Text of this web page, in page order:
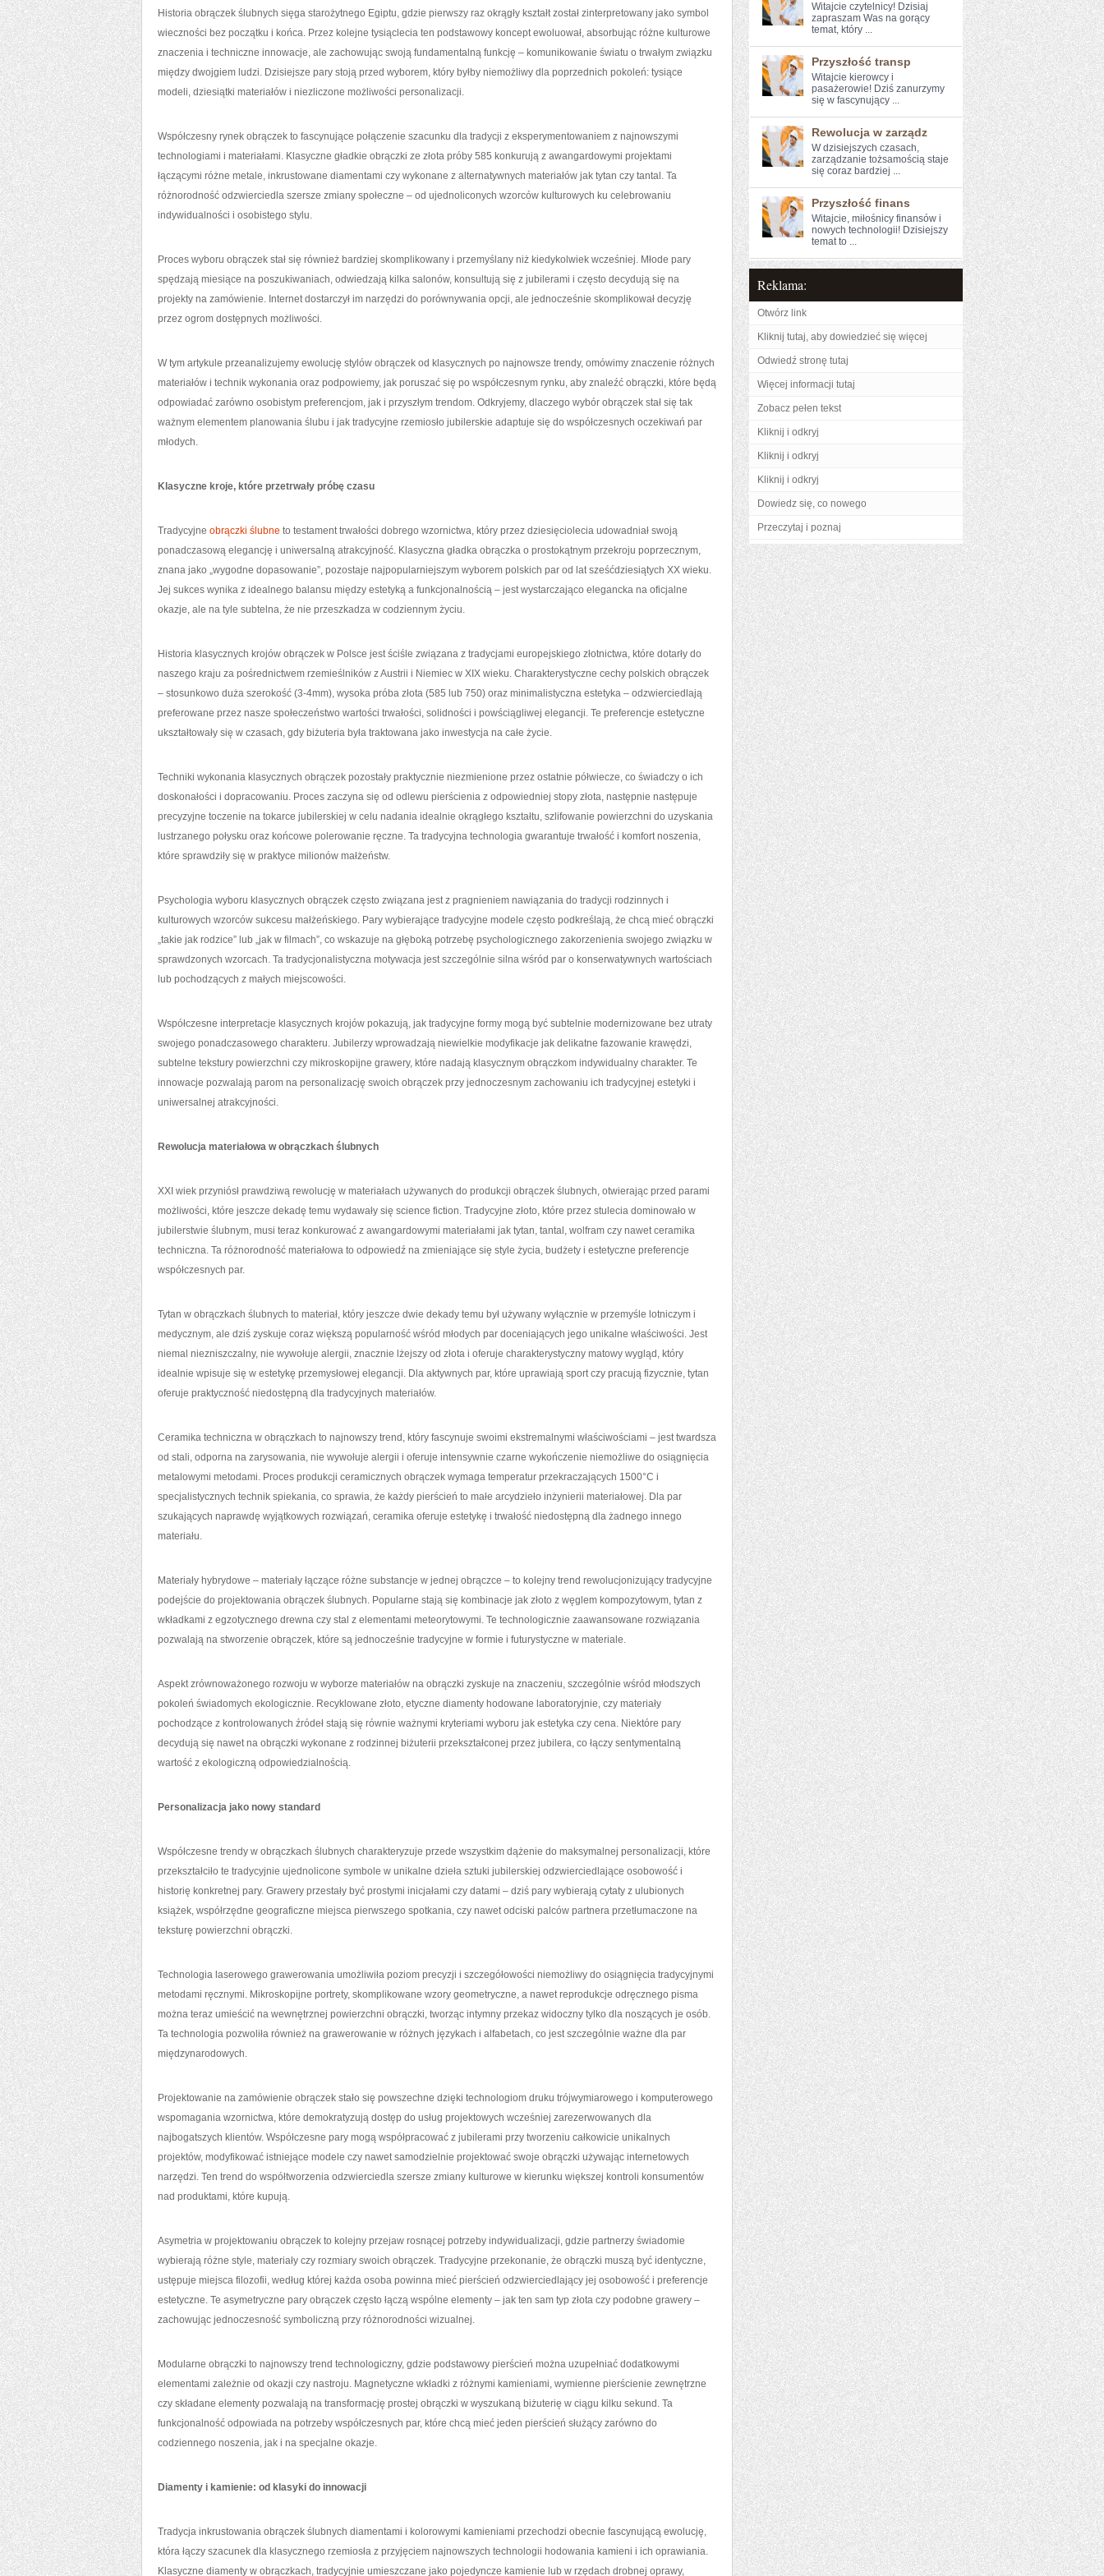
Historia obrączek ślubnych sięga starożytnego Egiptu, gdzie pierwszy raz okrągły kształt został zinterpretowany jako symbol
wieczności bez początku i końca. Przez kolejne tysiąclecia ten podstawowy koncept ewoluował, absorbując różne kulturowe
znaczenia i techniczne innowacje, ale zachowując swoją fundamentalną funkcję – komunikowanie światu o trwałym związku
między dwojgiem ludzi. Dzisiejsze pary stoją przed wyborem, który byłby niemożliwy dla poprzednich pokoleń: tysiące
modeli, dziesiątki materiałów i niezliczone możliwości personalizacji.
Współczesny rynek obrączek to fascynujące połączenie szacunku dla tradycji z eksperymentowaniem z najnowszymi
technologiami i materiałami. Klasyczne gładkie obrączki ze złota próby 585 konkurują z awangardowymi projektami
łączącymi różne metale, inkrustowane diamentami czy wykonane z alternatywnych materiałów jak tytan czy tantal. Ta
różnorodność odzwierciedla szersze zmiany społeczne – od ujednoliconych wzorców kulturowych ku celebrowaniu
indywidualności i osobistego stylu.
Proces wyboru obrączek stał się również bardziej skomplikowany i przemyślany niż kiedykolwiek wcześniej. Młode pary
spędzają miesiące na poszukiwaniach, odwiedzają kilka salonów, konsultują się z jubilerami i często decydują się na
projekty na zamówienie. Internet dostarczył im narzędzi do porównywania opcji, ale jednocześnie skomplikował decyzję
przez ogrom dostępnych możliwości.
W tym artykule przeanalizujemy ewolucję stylów obrączek od klasycznych po najnowsze trendy, omówimy znaczenie różnych
materiałów i technik wykonania oraz podpowiemy, jak poruszać się po współczesnym rynku, aby znaleźć obrączki, które będą
odpowiadać zarówno osobistym preferencjom, jak i przyszłym trendom. Odkryjemy, dlaczego wybór obrączek stał się tak
ważnym elementem planowania ślubu i jak tradycyjne rzemiosło jubilerskie adaptuje się do współczesnych oczekiwań par
młodych.
Klasyczne kroje, które przetrwały próbę czasu
Tradycyjne obrączki ślubne to testament trwałości dobrego wzornictwa, który przez dziesięciolecia udowadniał swoją
ponadczasową elegancję i uniwersalną atrakcyjność. Klasyczna gładka obrączka o prostokątnym przekroju poprzecznym,
znana jako „wygodne dopasowanie”, pozostaje najpopularniejszym wyborem polskich par od lat sześćdziesiątych XX wieku.
Jej sukces wynika z idealnego balansu między estetyką a funkcjonalnością – jest wystarczająco elegancka na oficjalne
okazje, ale na tyle subtelna, że nie przeszkadza w codziennym życiu.
Historia klasycznych krojów obrączek w Polsce jest ściśle związana z tradycjami europejskiego złotnictwa, które dotarły do
naszego kraju za pośrednictwem rzemieślników z Austrii i Niemiec w XIX wieku. Charakterystyczne cechy polskich obrączek
– stosunkowo duża szerokość (3-4mm), wysoka próba złota (585 lub 750) oraz minimalistyczna estetyka – odzwierciedlają
preferowane przez nasze społeczeństwo wartości trwałości, solidności i powściągliwej elegancji. Te preferencje estetyczne
ukształtowały się w czasach, gdy biżuteria była traktowana jako inwestycja na całe życie.
Techniki wykonania klasycznych obrączek pozostały praktycznie niezmienione przez ostatnie półwiecze, co świadczy o ich
doskonałości i dopracowaniu. Proces zaczyna się od odlewu pierścienia z odpowiedniej stopy złota, następnie następuje
precyzyjne toczenie na tokarce jubilerskiej w celu nadania idealnie okrągłego kształtu, szlifowanie powierzchni do uzyskania
lustrzanego połysku oraz końcowe polerowanie ręczne. Ta tradycyjna technologia gwarantuje trwałość i komfort noszenia,
które sprawdziły się w praktyce milionów małżeństw.
Psychologia wyboru klasycznych obrączek często związana jest z pragnieniem nawiązania do tradycji rodzinnych i
kulturowych wzorców sukcesu małżeńskiego. Pary wybierające tradycyjne modele często podkreślają, że chcą mieć obrączki
„takie jak rodzice” lub „jak w filmach”, co wskazuje na głęboką potrzebę psychologicznego zakorzenienia swojego związku w
sprawdzonych wzorcach. Ta tradycjonalistyczna motywacja jest szczególnie silna wśród par o konserwatywnych wartościach
lub pochodzących z małych miejscowości.
Współczesne interpretacje klasycznych krojów pokazują, jak tradycyjne formy mogą być subtelnie modernizowane bez utraty
swojego ponadczasowego charakteru. Jubilerzy wprowadzają niewielkie modyfikacje jak delikatne fazowanie krawędzi,
subtelne tekstury powierzchni czy mikroskopijne grawery, które nadają klasycznym obrączkom indywidualny charakter. Te
innowacje pozwalają parom na personalizację swoich obrączek przy jednoczesnym zachowaniu ich tradycyjnej estetyki i
uniwersalnej atrakcyjności.
Rewolucja materiałowa w obrączkach ślubnych
XXI wiek przyniósł prawdziwą rewolucję w materiałach używanych do produkcji obrączek ślubnych, otwierając przed parami
możliwości, które jeszcze dekadę temu wydawały się science fiction. Tradycyjne złoto, które przez stulecia dominowało w
jubilerstwie ślubnym, musi teraz konkurować z awangardowymi materiałami jak tytan, tantal, wolfram czy nawet ceramika
techniczna. Ta różnorodność materiałowa to odpowiedź na zmieniające się style życia, budżety i estetyczne preferencje
współczesnych par.
Tytan w obrączkach ślubnych to materiał, który jeszcze dwie dekady temu był używany wyłącznie w przemyśle lotniczym i
medycznym, ale dziś zyskuje coraz większą popularność wśród młodych par doceniających jego unikalne właściwości. Jest
niemal niezniszczalny, nie wywołuje alergii, znacznie lżejszy od złota i oferuje charakterystyczny matowy wygląd, który
idealnie wpisuje się w estetykę przemysłowej elegancji. Dla aktywnych par, które uprawiają sport czy pracują fizycznie, tytan
oferuje praktyczność niedostępną dla tradycyjnych materiałów.
Ceramika techniczna w obrączkach to najnowszy trend, który fascynuje swoimi ekstremalnymi właściwościami – jest twardsza
od stali, odporna na zarysowania, nie wywołuje alergii i oferuje intensywnie czarne wykończenie niemożliwe do osiągnięcia
metalowymi metodami. Proces produkcji ceramicznych obrączek wymaga temperatur przekraczających 1500°C i
specjalistycznych technik spiekania, co sprawia, że każdy pierścień to małe arcydzieło inżynierii materiałowej. Dla par
szukających naprawdę wyjątkowych rozwiązań, ceramika oferuje estetykę i trwałość niedostępną dla żadnego innego
materiału.
Materiały hybrydowe – materiały łączące różne substancje w jednej obrączce – to kolejny trend rewolucjonizujący tradycyjne
podejście do projektowania obrączek ślubnych. Popularne stają się kombinacje jak złoto z węglem kompozytowym, tytan z
wkładkami z egzotycznego drewna czy stal z elementami meteorytowymi. Te technologicznie zaawansowane rozwiązania
pozwalają na stworzenie obrączek, które są jednocześnie tradycyjne w formie i futurystyczne w materiale.
Aspekt zrównoważonego rozwoju w wyborze materiałów na obrączki zyskuje na znaczeniu, szczególnie wśród młodszych
pokoleń świadomych ekologicznie. Recyklowane złoto, etyczne diamenty hodowane laboratoryjnie, czy materiały
pochodzące z kontrolowanych źródeł stają się równie ważnymi kryteriami wyboru jak estetyka czy cena. Niektóre pary
decydują się nawet na obrączki wykonane z rodzinnej biżuterii przekształconej przez jubilera, co łączy sentymentalną
wartość z ekologiczną odpowiedzialnością.
Personalizacja jako nowy standard
Współczesne trendy w obrączkach ślubnych charakteryzuje przede wszystkim dążenie do maksymalnej personalizacji, które
przekształciło te tradycyjnie ujednolicone symbole w unikalne dzieła sztuki jubilerskiej odzwierciedlające osobowość i
historię konkretnej pary. Grawery przestały być prostymi inicjałami czy datami – dziś pary wybierają cytaty z ulubionych
książek, współrzędne geograficzne miejsca pierwszego spotkania, czy nawet odciski palców partnera przetłumaczone na
teksturę powierzchni obrączki.
Technologia laserowego grawerowania umożliwiła poziom precyzji i szczegółowości niemożliwy do osiągnięcia tradycyjnymi
metodami ręcznymi. Mikroskopijne portrety, skomplikowane wzory geometryczne, a nawet reprodukcje odręcznego pisma
można teraz umieścić na wewnętrznej powierzchni obrączki, tworząc intymny przekaz widoczny tylko dla noszących je osób.
Ta technologia pozwoliła również na grawerowanie w różnych językach i alfabetach, co jest szczególnie ważne dla par
międzynarodowych.
Projektowanie na zamówienie obrączek stało się powszechne dzięki technologiom druku trójwymiarowego i komputerowego
wspomagania wzornictwa, które demokratyzują dostęp do usług projektowych wcześniej zarezerwowanych dla
najbogatszych klientów. Współczesne pary mogą współpracować z jubilerami przy tworzeniu całkowicie unikalnych
projektów, modyfikować istniejące modele czy nawet samodzielnie projektować swoje obrączki używając internetowych
narzędzi. Ten trend do współtworzenia odzwierciedla szersze zmiany kulturowe w kierunku większej kontroli konsumentów
nad produktami, które kupują.
Asymetria w projektowaniu obrączek to kolejny przejaw rosnącej potrzeby indywidualizacji, gdzie partnerzy świadomie
wybierają różne style, materiały czy rozmiary swoich obrączek. Tradycyjne przekonanie, że obrączki muszą być identyczne,
ustępuje miejsca filozofii, według której każda osoba powinna mieć pierścień odzwierciedlający jej osobowość i preferencje
estetyczne. Te asymetryczne pary obrączek często łączą wspólne elementy – jak ten sam typ złota czy podobne grawery –
zachowując jednoczesność symboliczną przy różnorodności wizualnej.
Modularne obrączki to najnowszy trend technologiczny, gdzie podstawowy pierścień można uzupełniać dodatkowymi
elementami zależnie od okazji czy nastroju. Magnetyczne wkładki z różnymi kamieniami, wymienne pierścienie zewnętrzne
czy składane elementy pozwalają na transformację prostej obrączki w wyszukaną biżuterię w ciągu kilku sekund. Ta
funkcjonalność odpowiada na potrzeby współczesnych par, które chcą mieć jeden pierścień służący zarówno do
codziennego noszenia, jak i na specjalne okazje.
Diamenty i kamienie: od klasyki do innowacji
Tradycja inkrustowania obrączek ślubnych diamentami i kolorowymi kamieniami przechodzi obecnie fascynującą ewolucję,
która łączy szacunek dla klasycznego rzemiosła z przyjęciem najnowszych technologii hodowania kamieni i ich oprawiania.
Klasyczne diamenty w obrączkach, tradycyjnie umieszczane jako pojedyncze kamienie lub w rzędach drobnej oprawy,
Witajcie czytelnicy! Dzisiaj
zapraszam Was na gorący
temat, który ...
Przyszłość transp
Witajcie kierowcy⁢ i
pasażerowie! Dziś ⁢zanurzymy
się w ‍fascynujący​ ...
Rewolucja w zarządz
W dzisiejszych czasach,
zarządzanie tożsamością ⁤staje
się coraz ‍bardziej ...
Przyszłość finans
Witajcie, miłośnicy finansów i
⁤nowych technologii! Dzisiejszy
⁤temat to ...
Reklama:
Otwórz link
Kliknij tutaj, aby dowiedzieć się więcej
Odwiedź stronę tutaj
Więcej informacji tutaj
Zobacz pełen tekst
Kliknij i odkryj
Kliknij i odkryj
Kliknij i odkryj
Dowiedz się, co nowego
Przeczytaj i poznaj